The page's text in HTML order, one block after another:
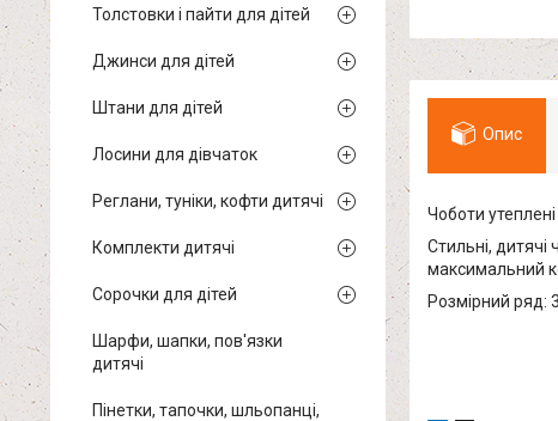
Опис
Чоботи
Стильні,
максимальний
Розмірний ряд:
Толстовки і пайти для дітей
Джинси для дітей
Штани для дітей
Лосини для дівчаток
Реглани, туніки, кофти дитячі
Комплекти дитячі
Сорочки для дітей
Шарфи, шапки, пов'язки
дитячі
Пінетки, тапочки, шльопанці,